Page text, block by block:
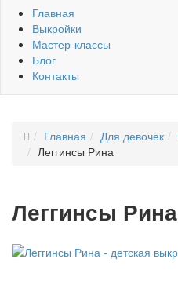
Главная
Выкройки
Мастер-классы
Блог
Контакты
Главная Для девочек
Леггинсы Рина
Леггинсы Рина